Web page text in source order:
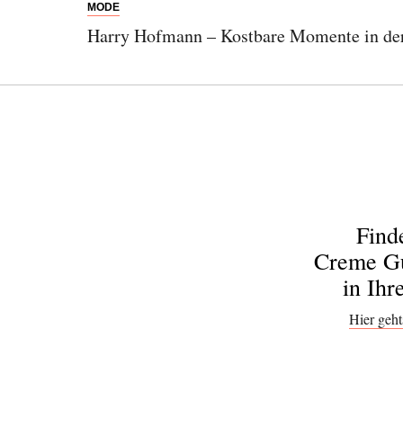
MODE
Harry Hofmann – Kostbare Momente in
Creme
in
Hier